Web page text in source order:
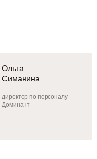
Ольга
Симанина
директор по персоналу
Доминант